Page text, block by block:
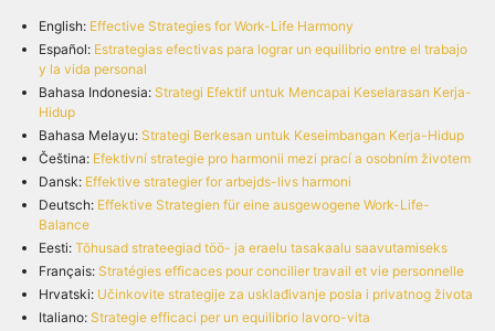
English: Effective Strategies for Work-Life Harmony
Español: Estrategias efectivas para lograr un equilibrio entre el trabajo
y la vida personal
Bahasa Indonesia: Strategi Efektif untuk Mencapai Keselarasan Kerja-
Hidup
Bahasa Melayu: Strategi Berkesan untuk Keseimbangan Kerja-Hidup
Čeština: Efektivní strategie pro harmonii mezi prací a osobním životem
Dansk: Effektive strategier for arbejds-livs harmoni
Deutsch: Effektive Strategien für eine ausgewogene Work-Life-
Balance
Eesti: Tõhusad strateegiad töö- ja eraelu tasakaalu saavutamiseks
Français: Stratégies efficaces pour concilier travail et vie personnelle
Hrvatski: Učinkovite strategije za usklađivanje posla i privatnog života
Italiano: Strategie efficaci per un equilibrio lavoro-vita